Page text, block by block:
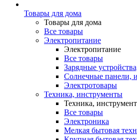
Товары для дома
Товары для дома
Все товары
Электропитание
Электропитание
Все товары
Зарядные
Солнечные панели,
Электротовары
Техника, инструменты
Техника,
Все товары
Электроника
Мелкая бытовая